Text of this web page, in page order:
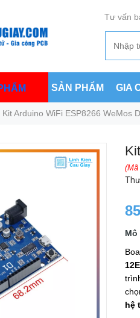
Tư vấn
SẢN PHẨM GIA
Kit Arduino WiFi ESP8266 WeMos
(Mã
Mô
hệ